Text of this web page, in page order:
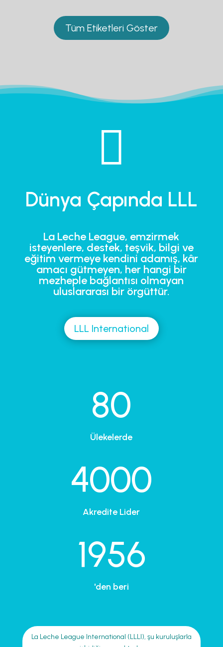
Tüm Etiketleri Göster

Dünya Çapında LLL
La Leche League, emzirmek
isteyenlere, destek, teşvik, bilgi ve
eğitim vermeye kendini adamış, kâr
amacı gütmeyen, her hangi bir
mezheple bağlantısı olmayan
uluslararası bir örgüttür.
LLL International
80
Ülekelerde
4000
Akredite Lider
1956
'den beri
La Leche League International (LLLI), şu kuruluşlarla